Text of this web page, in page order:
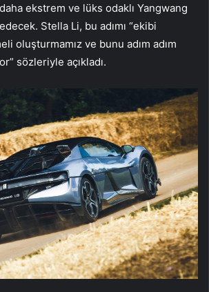
ekstrem ve lüks odaklı Yangwang
Stella Li, bu adımı “ekibi
oluşturmamız ve bunu adım adım
sözleriyle açıkladı.